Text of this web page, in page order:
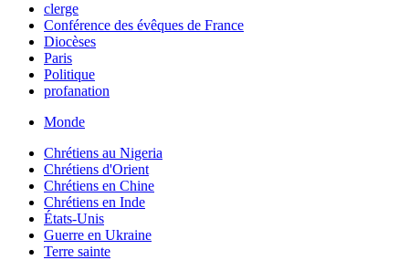
clerge
Conférence des évêques de France
Diocèses
Paris
Politique
profanation
Monde
Chrétiens au Nigeria
Chrétiens d'Orient
Chrétiens en Chine
Chrétiens en Inde
États-Unis
Guerre en Ukraine
Terre sainte